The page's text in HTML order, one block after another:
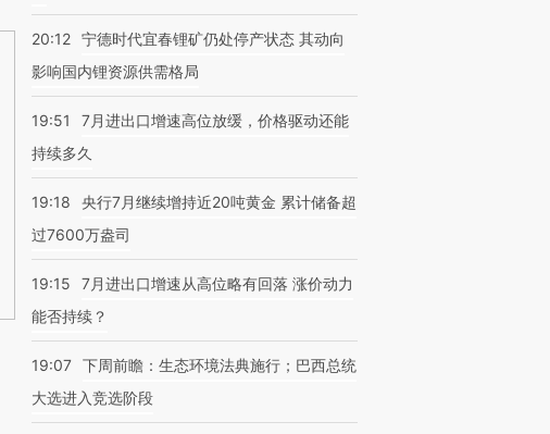
20:12 宁德时代宜春锂矿仍处停产状态 其动向
影响国内锂资源供需格局
19:51
7月进出口增速高位放缓，价格驱动还能
持续多久
19:18
央行7月继续增持近20吨黄金 累计储备超
过7600万盎司
19:15
7月进出口增速从高位略有回落 涨价动力
能否持续？
19:07 下周前瞻：生态环境法典施行；巴西总统
大选进入竞选阶段